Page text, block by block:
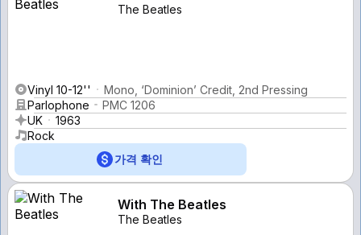
The Beatles
Vinyl 10-12''
Mono, ‘Dominion’ Credit, 2nd Pressing
Parlophone
PMC 1206
UK
1963
Rock
가격 확인
With The Beatles
The Beatles